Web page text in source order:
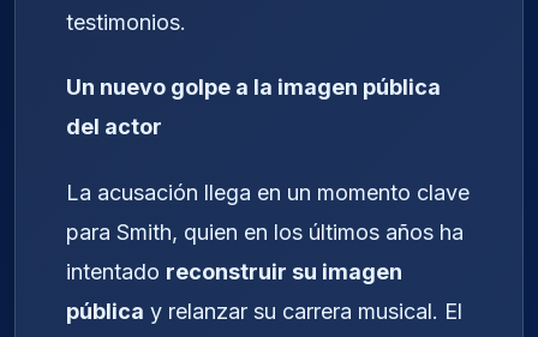
testimonios.
Un nuevo golpe a la imagen pública
del actor
La acusación llega en un momento clave
para Smith, quien en los últimos años ha
intentado reconstruir su imagen
pública y relanzar su carrera musical. El